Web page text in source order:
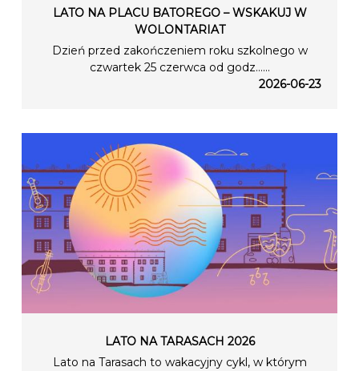
LATO NA PLACU BATOREGO – WSKAKUJ W
WOLONTARIAT
Dzień przed zakończeniem roku szkolnego w
czwartek 25 czerwca od godz…...
2026-06-23
LATO NA TARASACH 2026
Lato na Tarasach to wakacyjny cykl, w którym